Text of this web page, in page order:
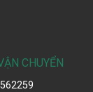
CHUYỂN